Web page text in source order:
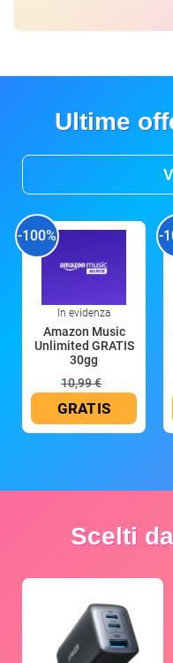
Ultime
-100%
In evidenza
Amazon Music
Unlimited GRATIS
30gg
10,99 €
GRATIS
-
Scelti